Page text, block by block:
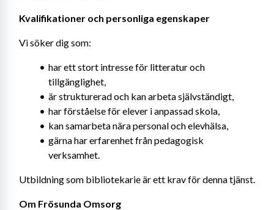
Kvalifikationer och personliga egenskaper
Vi söker dig som:
har ett stort intresse för litteratur och
tillgänglighet,
är strukturerad och kan arbeta självständigt,
har förståelse för elever i anpassad skola,
kan samarbeta nära personal och elevhälsa,
gärna har erfarenhet från pedagogisk
verksamhet.
Utbildning som bibliotekarie är ett krav för denna tjänst.
Om Frösunda Omsorg